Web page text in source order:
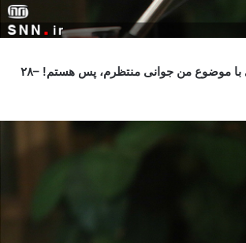
با موضوع من جوانی منتظرم، پس هستم! –۲۸